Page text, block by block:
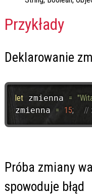
Przykłady
Deklarowanie
let zmienna =
zmienna = 15; //
Próba zmiany
spowoduje błąd